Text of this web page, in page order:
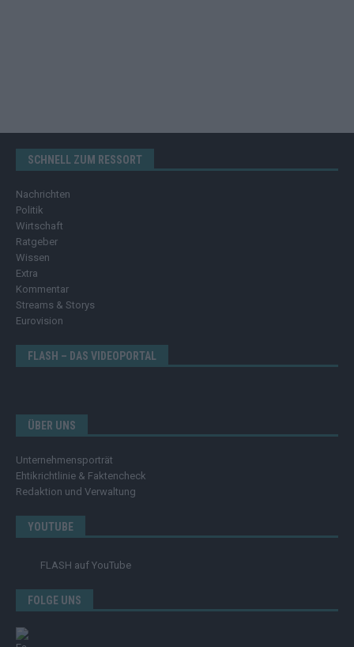
SCHNELL ZUM RESSORT
Nachrichten
Politik
Wirtschaft
Ratgeber
Wissen
Extra
Kommentar
Streams & Storys
Eurovision
FLASH – DAS VIDEOPORTAL
ÜBER UNS
Unternehmensporträt
Ehtikrichtlinie & Faktencheck
Redaktion und Verwaltung
YOUTUBE
FLASH auf YouTube
FOLGE UNS